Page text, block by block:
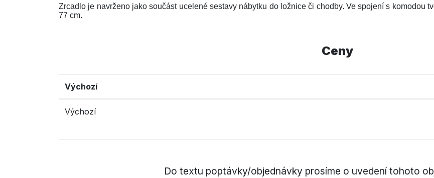
Zrcadlo je navrženo jako součást ucelené sestavy nábytku do ložnice či chodby. Ve spojení s komodou
77 cm.
Ceny
Výchozí
Výchozí
Do textu poptávky/objednávky prosíme o uvedení tohoto